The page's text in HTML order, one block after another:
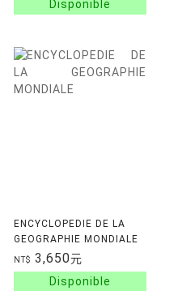
ENCYCLOPEDIE DE LA
GEOGRAPHIE MONDIALE
NT$ 3,650元